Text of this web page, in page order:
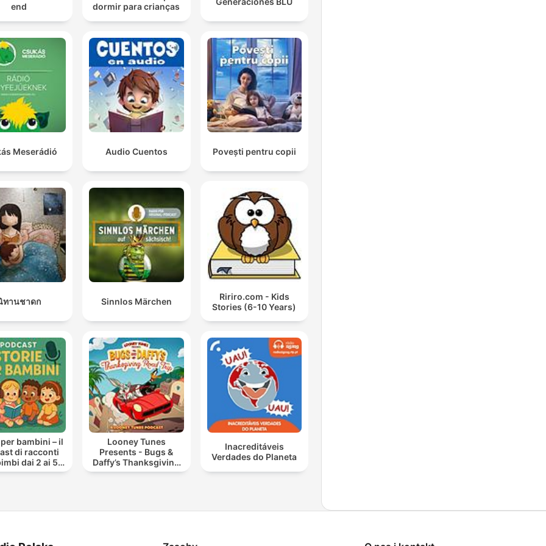
end
dormir para crianças
Meserádió Audio Cuentos Povești pentru copii
ทานชาดก Sinnlos Märchen
Ririro.com - Kids
Stories (6-10 Years)
bambini – il
di racconti
dai 2 ai 5
anni
Looney Tunes
Presents - Bugs &
Daffy’s Thanksgiving
Road Trip
Inacreditáveis
Verdades do Planeta